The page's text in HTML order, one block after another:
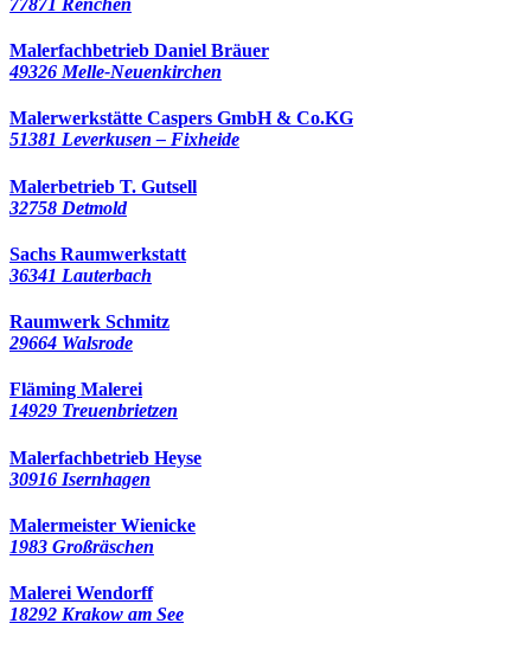
Malerfachbetrieb Daniel Bräuer
49326 Melle-Neuenkirchen
Malerwerkstätte Caspers GmbH & Co.KG
51381 Leverkusen – Fixheide
Malerbetrieb T. Gutsell
32758 Detmold
Sachs Raumwerkstatt
36341 Lauterbach
Raumwerk Schmitz
29664 Walsrode
Fläming Malerei
14929 Treuenbrietzen
Malerfachbetrieb Heyse
30916 Isernhagen
Malermeister Wienicke
1983 Großräschen
Malerei Wendorff
18292 Krakow am See